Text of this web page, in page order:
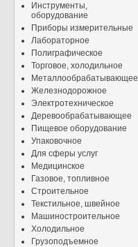
Инструменты,
оборудование
Приборы измерительные
Лабораторное
Полиграфическое
Торговое, холодильное
Металлообрабатывающее
Железнодорожное
Электротехническое
Деревообрабатывающее
Пищевое оборудование
Упаковочное
Для сферы услуг
Медицинское
Газовое, топливное
Строительное
Текстильное, швейное
Машиностроительное
Холодильное
Грузоподъемное